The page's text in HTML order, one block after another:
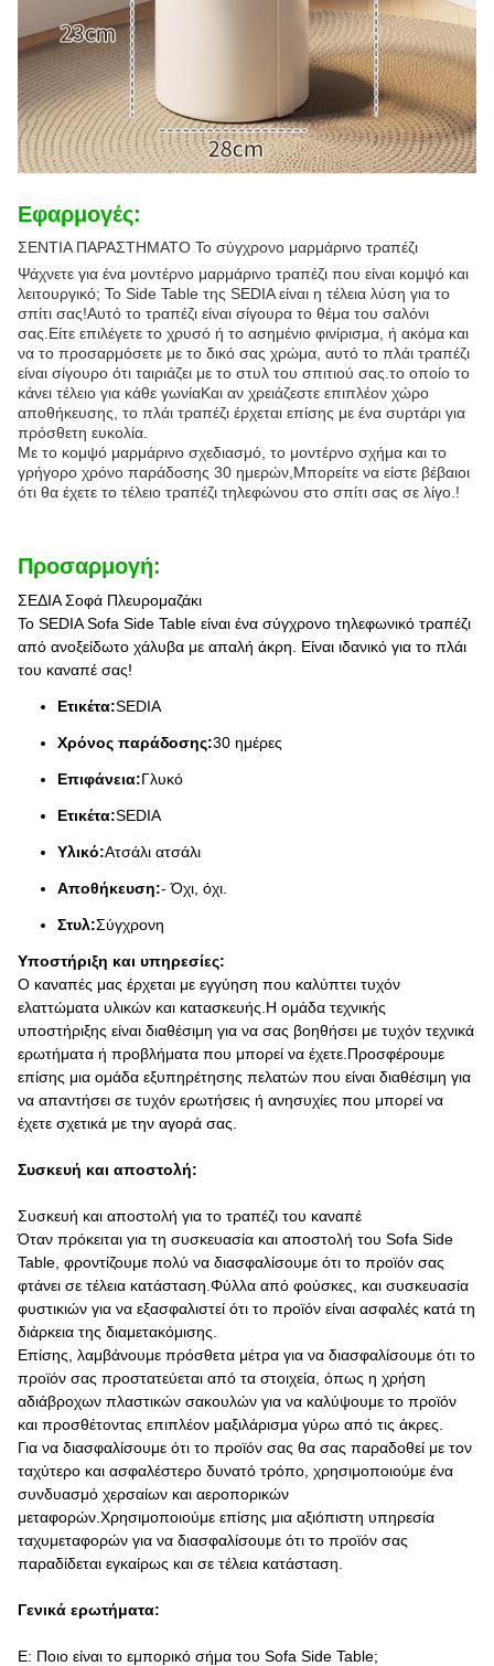
Εφαρμογές:
ΣΕΝΤΙΑ ΠΑΡΑΣΤΗΜΑΤΟ Το σύγχρονο μαρμάρινο τραπέζι
Ψάχνετε για ένα μοντέρνο μαρμάρινο τραπέζι που είναι κομψό και
λειτουργικό; Το Side Table της SEDIA είναι η τέλεια λύση για το
σπίτι σας!Αυτό το τραπέζι είναι σίγουρα το θέμα του σαλόνι
σας.Είτε επιλέγετε το χρυσό ή το ασημένιο φινίρισμα, ή ακόμα και
να το προσαρμόσετε με το δικό σας χρώμα, αυτό το πλάι τραπέζι
είναι σίγουρο ότι ταιριάζει με το στυλ του σπιτιού σας.το οποίο το
κάνει τέλειο για κάθε γωνίαΚαι αν χρειάζεστε επιπλέον χώρο
αποθήκευσης, το πλάι τραπέζι έρχεται επίσης με ένα συρτάρι για
πρόσθετη ευκολία.
Με το κομψό μαρμάρινο σχεδιασμό, το μοντέρνο σχήμα και το
γρήγορο χρόνο παράδοσης 30 ημερών,Μπορείτε να είστε βέβαιοι
ότι θα έχετε το τέλειο τραπέζι τηλεφώνου στο σπίτι σας σε λίγο.!
Προσαρμογή:
ΣΕΔΙΑ Σοφά Πλευρομαζάκι
Το SEDIA Sofa Side Table είναι ένα σύγχρονο τηλεφωνικό τραπέζι
από ανοξείδωτο χάλυβα με απαλή άκρη. Είναι ιδανικό για το πλάι
του καναπέ σας!
Ετικέτα:SEDIA
Χρόνος παράδοσης:30 ημέρες
Επιφάνεια:Γλυκό
Ετικέτα:SEDIA
Υλικό:Ατσάλι ατσάλι
Αποθήκευση:- Όχι, όχι.
Στυλ:Σύγχρονη
Υποστήριξη και υπηρεσίες:
Ο καναπές μας έρχεται με εγγύηση που καλύπτει τυχόν
ελαττώματα υλικών και κατασκευής.Η ομάδα τεχνικής
υποστήριξης είναι διαθέσιμη για να σας βοηθήσει με τυχόν τεχνικά
ερωτήματα ή προβλήματα που μπορεί να έχετε.Προσφέρουμε
επίσης μια ομάδα εξυπηρέτησης πελατών που είναι διαθέσιμη για
να απαντήσει σε τυχόν ερωτήσεις ή ανησυχίες που μπορεί να
έχετε σχετικά με την αγορά σας.
Συσκευή και αποστολή:
Συσκευή και αποστολή για το τραπέζι του καναπέ
Όταν πρόκειται για τη συσκευασία και αποστολή του Sofa Side
Table, φροντίζουμε πολύ να διασφαλίσουμε ότι το προϊόν σας
φτάνει σε τέλεια κατάσταση.Φύλλα από φούσκες, και συσκευασία
φυστικιών για να εξασφαλιστεί ότι το προϊόν είναι ασφαλές κατά τη
διάρκεια της διαμετακόμισης.
Επίσης, λαμβάνουμε πρόσθετα μέτρα για να διασφαλίσουμε ότι το
προϊόν σας προστατεύεται από τα στοιχεία, όπως η χρήση
αδιάβροχων πλαστικών σακουλών για να καλύψουμε το προϊόν
και προσθέτοντας επιπλέον μαξιλάρισμα γύρω από τις άκρες.
Για να διασφαλίσουμε ότι το προϊόν σας θα σας παραδοθεί με τον
ταχύτερο και ασφαλέστερο δυνατό τρόπο, χρησιμοποιούμε ένα
συνδυασμό χερσαίων και αεροπορικών
μεταφορών.Χρησιμοποιούμε επίσης μια αξιόπιστη υπηρεσία
ταχυμεταφορών για να διασφαλίσουμε ότι το προϊόν σας
παραδίδεται εγκαίρως και σε τέλεια κατάσταση.
Γενικά ερωτήματα:
Ε: Ποιο είναι το εμπορικό σήμα του Sofa Side Table;